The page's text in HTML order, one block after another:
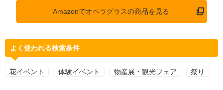
Amazonでオペラグラスの商品を見る
よく使われる検索条件
花イベント 体験イベント 物産展・観光フェア 祭り